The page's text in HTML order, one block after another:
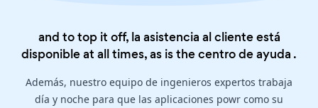
and to top it off, la asistencia al cliente está
disponible at all times, as is thecentro de ayuda .
Además, nuestro equipo de ingenieros expertos trabaja
día y noche para que las aplicaciones powr como su